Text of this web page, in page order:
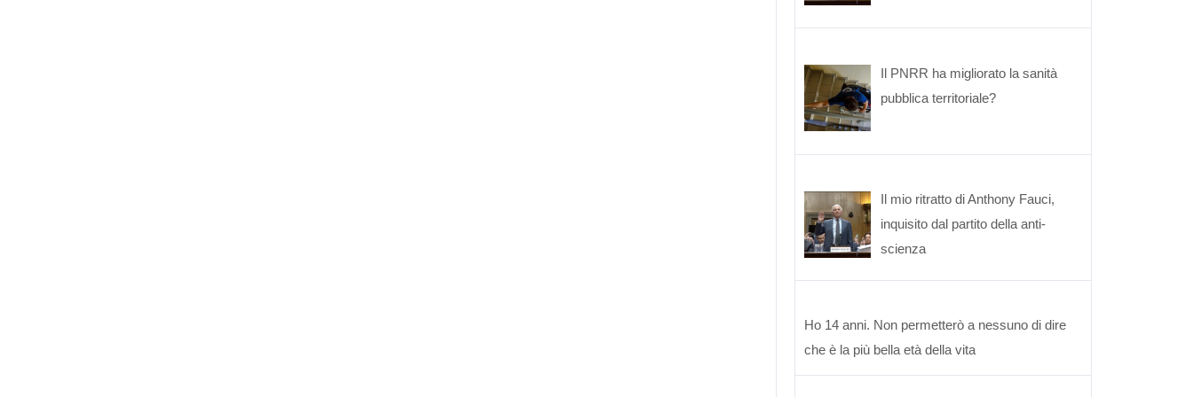
Il PNRR ha migliorato la sanità
pubblica territoriale?
Il mio ritratto di Anthony Fauci,
inquisito dal partito della anti-
scienza
Ho 14 anni. Non permetterò a nessuno di dire
che è la più bella età della vita